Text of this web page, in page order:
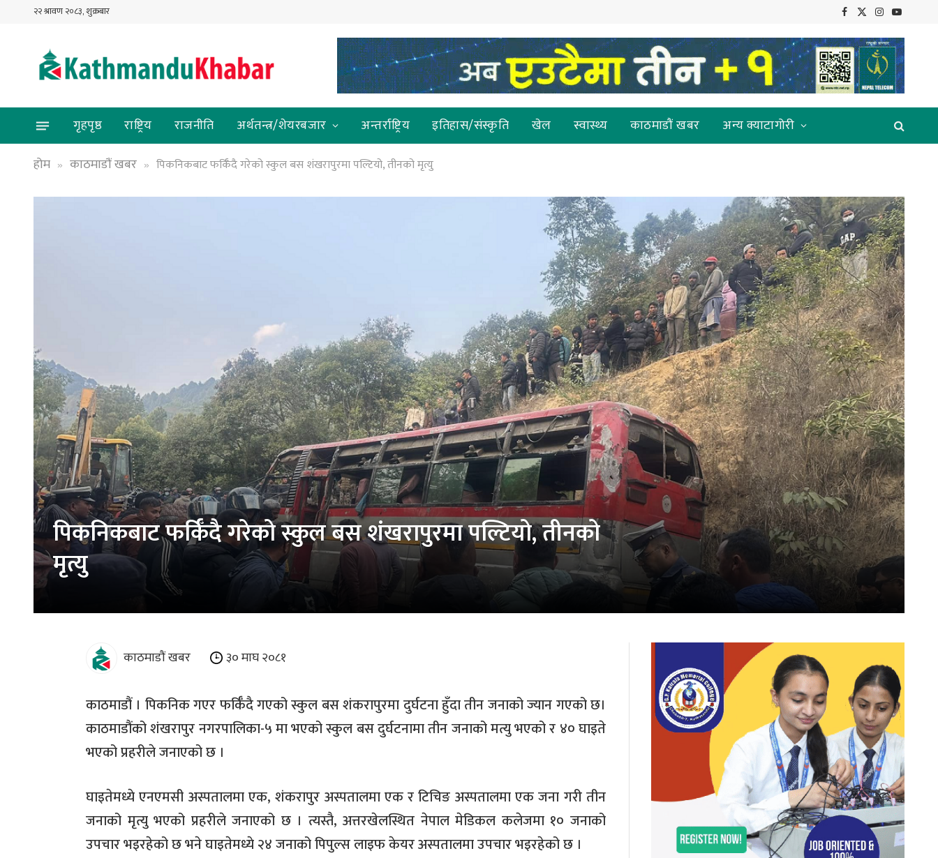
२२ श्रावण २०८३, शुक्रबार Facebook
X
Instagram
YouTube
गृहपृष्ठ राष्ट्रिय राजनीति अर्थतन्त्र/शेयरबजार अन्तर्राष्ट्रिय इतिहास/संस्कृति खेल स्वास्थ्य काठमाडौं खबर
अन्य क्याटागोरी
होम
» काठमाडौं खबर » पिकनिकबाट फर्किँदै गरेको स्कुल बस शंखरापुरमा पल्टियो, तीनको मृत्यु
पिकनिकबाट फर्किँदै गरेको स्कुल बस शंखरापुरमा पल्टियो, तीनको
मृत्यु
काठमाडौं खबर ३० माघ २०८१
काठमाडौं । पिकनिक गएर फर्किँदै गएको स्कुल बस शंकरापुरमा दुर्घटना हुँदा तीन जनाको ज्यान गएको छ।
काठमाडौंको शंखरापुर नगरपालिका-५ मा भएको स्कुल बस दुर्घटनामा तीन जनाको मत्यु भएको र ४० घाइते
भएको प्रहरीले जनाएको छ ।
घाइतेमध्ये एनएमसी अस्पतालमा एक, शंकरापुर अस्पतालमा एक र टिचिङ अस्पतालमा एक जना गरी तीन
जनाको मृत्यु भएको प्रहरीले जनाएको छ । त्यस्तै, अत्तरखेलस्थित नेपाल मेडिकल कलेजमा १० जनाको
उपचार भइरहेको छ भने घाइतेमध्ये २४ जनाको पिपुल्स लाइफ केयर अस्पतालमा उपचार भइरहेको छ ।